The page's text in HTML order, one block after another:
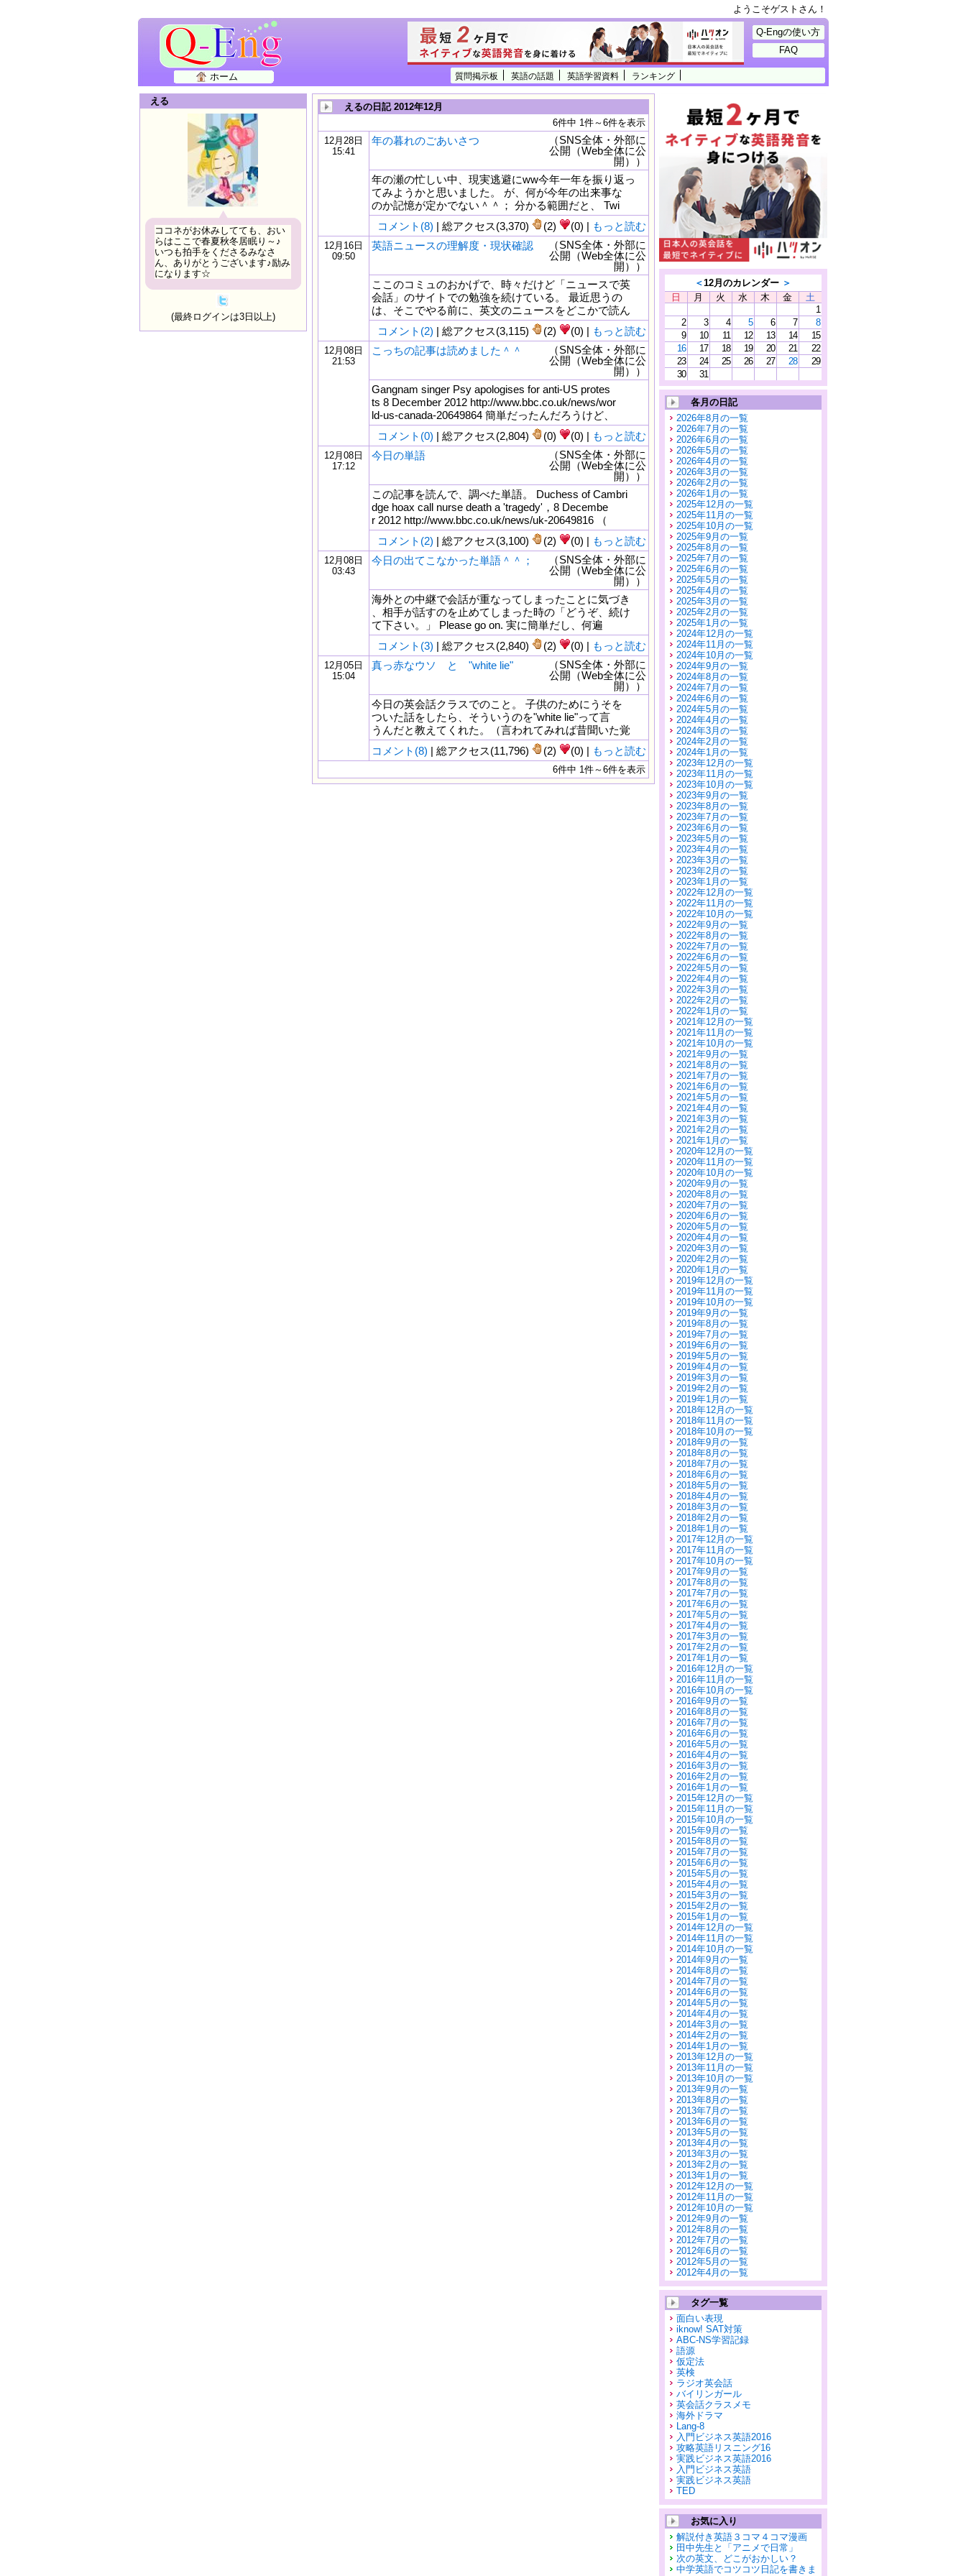
ようこそゲストさん！
質問掲示板 英語の話題 英語学習資料 ランキング
ホーム
Q-Engの使い方
FAQ
える
ココネがお休みしてても、おい
らはここで春夏秋冬居眠り～♪
いつも拍手をくださるみなさ
ん、ありがとうございます♪励み
になります☆
(最終ログインは3日以上)
えるの日記 2012年12月
6件中 1件～6件を表示
12月28日
15:41
年の暮れのごあいさつ
（SNS全体・外部に
公開（Web全体に公
開））
年の瀬の忙しい中、現実逃避にww今年一年を振り返っ
てみようかと思いました。 が、何が今年の出来事な
のか記憶が定かでない＾＾； 分かる範囲だと、 Twi
コメント(8) | 総アクセス(3,370) (2) (0) | もっと読む
12月16日
09:50
英語ニュースの理解度・現状確認
（SNS全体・外部に
公開（Web全体に公
開））
ここのコミュのおかげで、時々だけど「ニュースで英
会話」のサイトでの勉強を続けている。 最近思うの
は、そこでやる前に、英文のニュースをどこかで読ん
コメント(2) | 総アクセス(3,115) (2) (0) | もっと読む
12月08日
21:53
こっちの記事は読めました＾＾
（SNS全体・外部に
公開（Web全体に公
開））
Gangnam singer Psy apologises for anti-US protes
ts 8 December 2012 http://www.bbc.co.uk/news/wor
ld-us-canada-20649864 簡単だったんだろうけど、
コメント(0) | 総アクセス(2,804) (0) (0) | もっと読む
12月08日
17:12
今日の単語
（SNS全体・外部に
公開（Web全体に公
開））
この記事を読んで、調べた単語。 Duchess of Cambri
dge hoax call nurse death a 'tragedy'，8 Decembe
r 2012 http://www.bbc.co.uk/news/uk-20649816 （
コメント(2) | 総アクセス(3,100) (2) (0) | もっと読む
12月08日
03:43
今日の出てこなかった単語＾＾；
（SNS全体・外部に
公開（Web全体に公
開））
海外との中継で会話が重なってしまったことに気づき
、相手が話すのを止めてしまった時の「どうぞ、続け
て下さい。」 Please go on. 実に簡単だし、何遍
コメント(3) | 総アクセス(2,840) (2) (0) | もっと読む
12月05日
15:04
真っ赤なウソ と "white lie"
（SNS全体・外部に
公開（Web全体に公
開））
今日の英会話クラスでのこと。 子供のためにうそを
ついた話をしたら、そういうのを"white lie"って言
うんだと教えてくれた。（言われてみれば昔聞いた覚
コメント(8) | 総アクセス(11,796) (2) (0) | もっと読む
6件中 1件～6件を表示
＜12月のカレンダー ＞
日
月 火 水 木 金
土
1
2
3 4 5 6 7
8
9
10 11 12 13 14
15
16
17 18 19 20 21
22
23
24 25 26 27 28
29
30
31
各月の日記
2026年8月の一覧
2026年7月の一覧
2026年6月の一覧
2026年5月の一覧
2026年4月の一覧
2026年3月の一覧
2026年2月の一覧
2026年1月の一覧
2025年12月の一覧
2025年11月の一覧
2025年10月の一覧
2025年9月の一覧
2025年8月の一覧
2025年7月の一覧
2025年6月の一覧
2025年5月の一覧
2025年4月の一覧
2025年3月の一覧
2025年2月の一覧
2025年1月の一覧
2024年12月の一覧
2024年11月の一覧
2024年10月の一覧
2024年9月の一覧
2024年8月の一覧
2024年7月の一覧
2024年6月の一覧
2024年5月の一覧
2024年4月の一覧
2024年3月の一覧
2024年2月の一覧
2024年1月の一覧
2023年12月の一覧
2023年11月の一覧
2023年10月の一覧
2023年9月の一覧
2023年8月の一覧
2023年7月の一覧
2023年6月の一覧
2023年5月の一覧
2023年4月の一覧
2023年3月の一覧
2023年2月の一覧
2023年1月の一覧
2022年12月の一覧
2022年11月の一覧
2022年10月の一覧
2022年9月の一覧
2022年8月の一覧
2022年7月の一覧
2022年6月の一覧
2022年5月の一覧
2022年4月の一覧
2022年3月の一覧
2022年2月の一覧
2022年1月の一覧
2021年12月の一覧
2021年11月の一覧
2021年10月の一覧
2021年9月の一覧
2021年8月の一覧
2021年7月の一覧
2021年6月の一覧
2021年5月の一覧
2021年4月の一覧
2021年3月の一覧
2021年2月の一覧
2021年1月の一覧
2020年12月の一覧
2020年11月の一覧
2020年10月の一覧
2020年9月の一覧
2020年8月の一覧
2020年7月の一覧
2020年6月の一覧
2020年5月の一覧
2020年4月の一覧
2020年3月の一覧
2020年2月の一覧
2020年1月の一覧
2019年12月の一覧
2019年11月の一覧
2019年10月の一覧
2019年9月の一覧
2019年8月の一覧
2019年7月の一覧
2019年6月の一覧
2019年5月の一覧
2019年4月の一覧
2019年3月の一覧
2019年2月の一覧
2019年1月の一覧
2018年12月の一覧
2018年11月の一覧
2018年10月の一覧
2018年9月の一覧
2018年8月の一覧
2018年7月の一覧
2018年6月の一覧
2018年5月の一覧
2018年4月の一覧
2018年3月の一覧
2018年2月の一覧
2018年1月の一覧
2017年12月の一覧
2017年11月の一覧
2017年10月の一覧
2017年9月の一覧
2017年8月の一覧
2017年7月の一覧
2017年6月の一覧
2017年5月の一覧
2017年4月の一覧
2017年3月の一覧
2017年2月の一覧
2017年1月の一覧
2016年12月の一覧
2016年11月の一覧
2016年10月の一覧
2016年9月の一覧
2016年8月の一覧
2016年7月の一覧
2016年6月の一覧
2016年5月の一覧
2016年4月の一覧
2016年3月の一覧
2016年2月の一覧
2016年1月の一覧
2015年12月の一覧
2015年11月の一覧
2015年10月の一覧
2015年9月の一覧
2015年8月の一覧
2015年7月の一覧
2015年6月の一覧
2015年5月の一覧
2015年4月の一覧
2015年3月の一覧
2015年2月の一覧
2015年1月の一覧
2014年12月の一覧
2014年11月の一覧
2014年10月の一覧
2014年9月の一覧
2014年8月の一覧
2014年7月の一覧
2014年6月の一覧
2014年5月の一覧
2014年4月の一覧
2014年3月の一覧
2014年2月の一覧
2014年1月の一覧
2013年12月の一覧
2013年11月の一覧
2013年10月の一覧
2013年9月の一覧
2013年8月の一覧
2013年7月の一覧
2013年6月の一覧
2013年5月の一覧
2013年4月の一覧
2013年3月の一覧
2013年2月の一覧
2013年1月の一覧
2012年12月の一覧
2012年11月の一覧
2012年10月の一覧
2012年9月の一覧
2012年8月の一覧
2012年7月の一覧
2012年6月の一覧
2012年5月の一覧
2012年4月の一覧
タグ一覧
面白い表現
iknow! SAT対策
ABC-NS学習記録
語源
仮定法
英検
ラジオ英会話
バイリンガール
英会話クラスメモ
海外ドラマ
Lang-8
入門ビジネス英語2016
攻略英語リスニング16
実践ビジネス英語2016
入門ビジネス英語
実践ビジネス英語
TED
お気に入り
解説付き英語３コマ４コマ漫画
田中先生と「アニメで日常」
次の英文、どこがおかしい？
中学英語でコツコツ日記を書きま